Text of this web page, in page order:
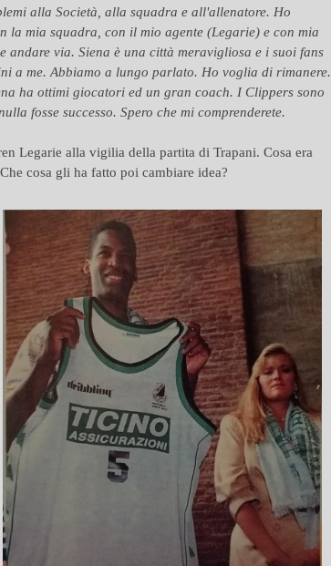
alla Società, alla squadra e all'allenatore. Ho
mia squadra, con il mio agente (Legarie) e con mia
via. Siena è una città meravigliosa e i suoi fans
a me. Abbiamo a lungo parlato. Ho voglia di rimanere.
ha ottimi giocatori ed un gran coach. I Clippers sono
fosse successo. Spero che mi comprenderete.
Legarie alla vigilia della partita di Trapani. Cosa era
cosa gli ha fatto poi cambiare idea?